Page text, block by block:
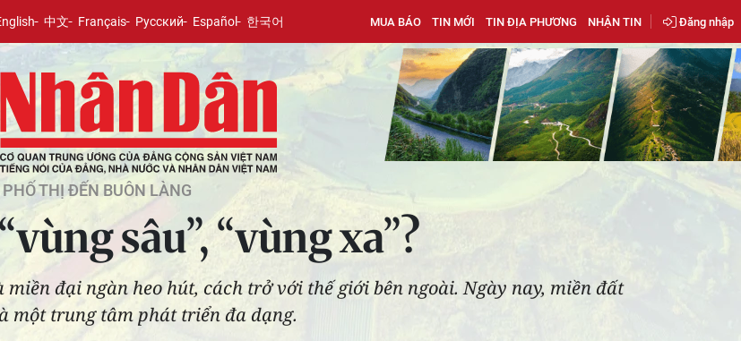
中文 Français Русский Español 한국어 MUA BÁO TIN MỚI TIN ĐỊA PHƯƠNG NHẬN TIN Đăng nhập
THỊ ĐẾN BUÔN LÀNG
sâu”, “vùng xa”?
đại ngàn heo hút, cách trở với thế giới bên ngoài. Ngày nay, miền đất
một trung tâm phát triển đa dạng.